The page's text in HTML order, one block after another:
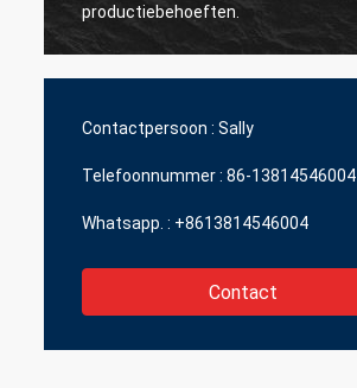
productiebehoeften.
Contactpersoon : Sally
Telefoonnummer : 86-13814546004
Whatsapp. : +8613814546004
Contact